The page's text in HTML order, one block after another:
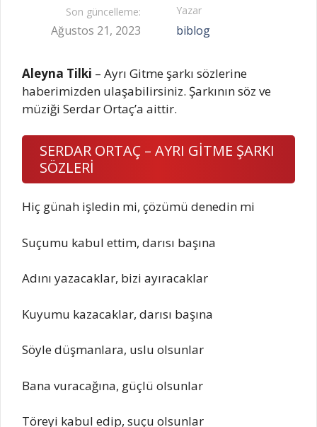
Son güncelleme:
Ağustos 21, 2023
Yazar
biblog
Aleyna Tilki – Ayrı Gitme şarkı sözlerine
haberimizden ulaşabilirsiniz. Şarkının söz ve
müziği Serdar Ortaç’a aittir.
SERDAR ORTAÇ – AYRI GİTME ŞARKI
SÖZLERİ
Hiç günah işledin mi, çözümü denedin mi
Suçumu kabul ettim, darısı başına
Adını yazacaklar, bizi ayıracaklar
Kuyumu kazacaklar, darısı başına
Söyle düşmanlara, uslu olsunlar
Bana vuracağına, güçlü olsunlar
Töreyi kabul edip, suçu olsunlar